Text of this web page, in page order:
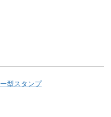
型スタンプ